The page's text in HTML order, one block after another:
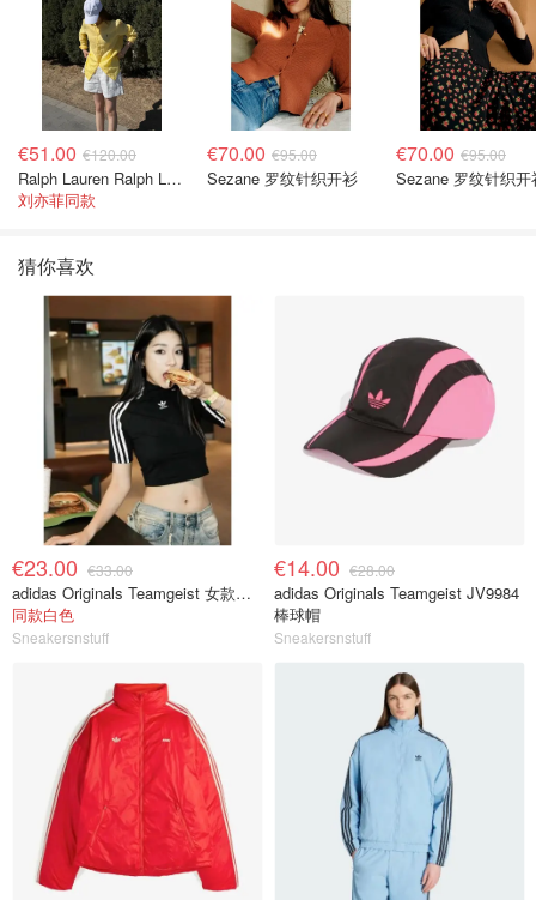
€51.00 €120.00
Ralph Lauren Ralph Lauren 男童亚麻衬衫
刘亦菲同款
€70.00 €95.00
Sezane 罗纹针织开衫
€70.00 €95.00
Sezane 罗纹针织开
猜你喜欢
€23.00 €33.00
adidas Originals Teamgeist 女款短袖 JZ8279
同款白色
Sneakersnstuff
€14.00 €28.00
adidas Originals Teamgeist JV9984
棒球帽
Sneakersnstuff